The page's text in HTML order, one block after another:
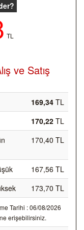
TL
ve Satış
169,34 TL
170,22 TL
170,40 TL
167,56 TL
173,70 TL
Tarihi : 06/08/2026
erişebilirsiniz.